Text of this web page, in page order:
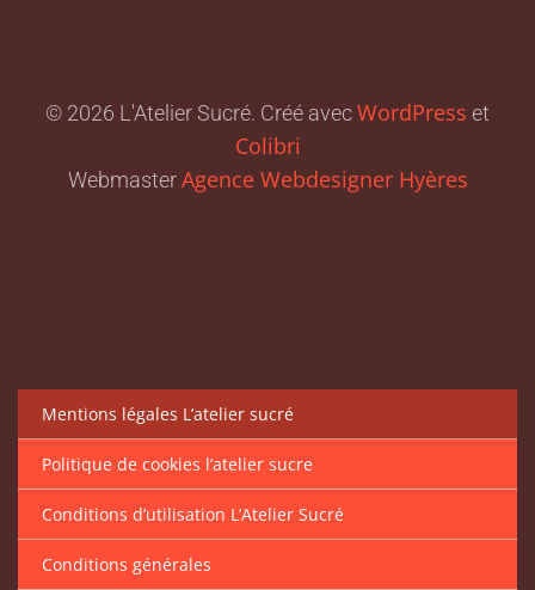
© 2026 L'Atelier Sucré. Créé avecWordPress et
Colibri
WebmasterAgence Webdesigner Hyères
Mentions légales L’atelier sucré
Politique de cookies l’atelier sucre
Conditions d’utilisation L’Atelier Sucré
Conditions générales